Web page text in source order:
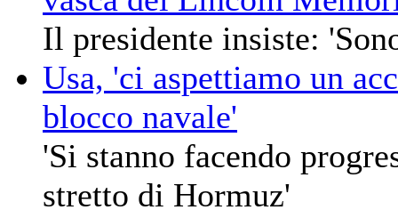
Il presidente insiste:
Usa, 'ci aspettiamo un
blocco navale'
'Si stanno facendo
stretto di Hormuz'